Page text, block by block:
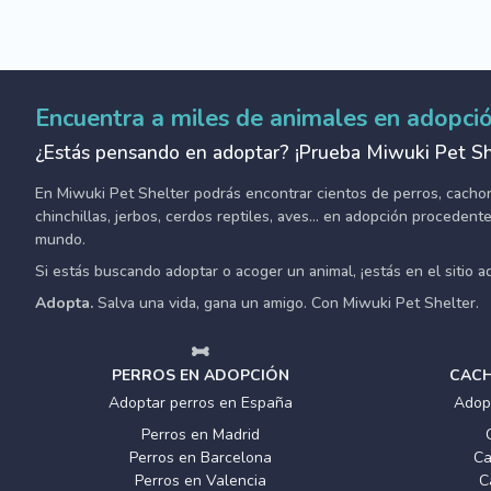
Encuentra a miles de animales en
¿Estás pensando en adoptar? ¡Prueba Miwuki Pet
En Miwuki Pet Shelter podrás encontrar cientos de perros,
chinchillas, jerbos, cerdos reptiles, aves... en adopción
mundo.
Si estás buscando adoptar o acoger un animal, ¡estás en el sitio
Adopta. Salva una vida, gana un amigo. Con Miwuki Pet Shelter.
PERROS EN ADOPCIÓN
Adoptar perros en España
Perros en Madrid
Perros en Barcelona
Perros en Valencia